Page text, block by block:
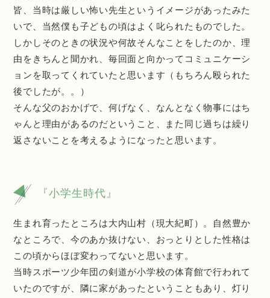
皆、当時は厳しい怖い先生というイメージがあったみた
いで、当然僕も子どもの頃はよく叱られたものでした。
しかしそのときの状況や何故そんなことをしたのか、理
由をきちんと聞かれ、毎回面と向かってコミュニケーシ
ョンを取ってくれていたと思います（もちろん殴られた
後でしたが。。）
そんな父のおかげで、何げなく、なんとなく物事にはち
ゃんと理由があるのだということ、また同じ過ちは繰り
返さないことを考えるようになったと思います。
『小学生時代』
生まれ育ったところは大内山村（現大紀町）。自然豊か
なところで、今のあか抜けない、おっとりとした性格は
この頃からほぼ変わってないと思います。
当時スポーツ少年団の剣道が小学校の体育館で行われて
いたのですが、隣に家があったということもあり、灯り